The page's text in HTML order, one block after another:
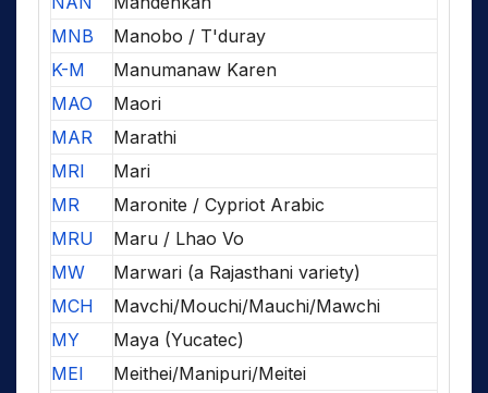
MNB
Manobo / T'duray
K-M
Manumanaw Karen
MAO
Maori
MAR
Marathi
MRI
Mari
MR
Maronite / Cypriot Arabic
MRU
Maru / Lhao Vo
MW
Marwari (a Rajasthani variety)
MCH
Mavchi/Mouchi/Mauchi/Mawchi
MY
Maya (Yucatec)
MEI
Meithei/Manipuri/Meitei